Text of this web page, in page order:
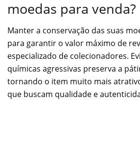
moedas para venda?
Manter a conservação das suas
para garantir o valor máximo de
especializado de colecionadores.
químicas agressivas preserva a
tornando o item muito mais
que buscam qualidade e